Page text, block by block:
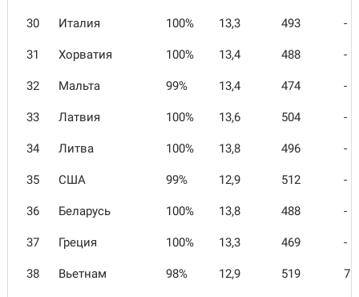
30 Италия 100% 13,3 493 -
31 Хорватия 100% 13,4 488 -
32 Мальта 99% 13,4 474 -
33 Латвия 100% 13,6 504 -
34 Литва 100% 13,8 496 -
35 США 99% 12,9 512 -
36 Беларусь 100% 13,8 488 -
37 Греция 100% 13,3 469 -
38 Вьетнам 98% 12,9 519